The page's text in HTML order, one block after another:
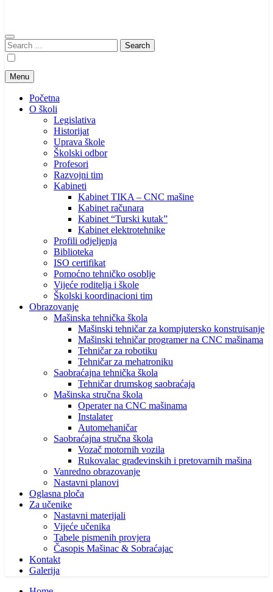
Search
for:
Menu
Početna
O školi
Legislativa
Historijat
Uprava škole
Školski odbor
Profesori
Razvojni tim
Kabineti
Kabinet TIKA – CNC mašine
Kabinet računara
Kabinet “Turski kutak”
Kabinet elektrotehnike
Profili odjeljenja
Biblioteka
ISO certifikat
Pomoćno tehničko osoblje
Vijeće roditelja i škole
Školski koordinacioni tim
Obrazovanje
Mašinska tehnička škola
Mašinski tehničar za kompjutersko konstruisanje
Mašinski tehničar programer na CNC mašinama
Tehničar za robotiku
Tehničar za mehatroniku
Saobraćajna tehnička škola
Tehničar drumskog saobraćaja
Mašinska stručna škola
Operater na CNC mašinama
Instalater
Automehaničar
Saobraćajna stručna škola
Vozač motornih vozila
Rukovalac građevinskih i pretovarnih mašina
Vanredno obrazovanje
Nastavni planovi
Oglasna ploča
Za učenike
Nastavni materijali
Vijeće učenika
Tabele pismenih provjera
Časopis Mašinac & Sobraćajac
Kontakt
Galerija